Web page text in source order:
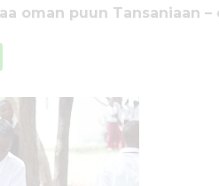
oman puun Tansaniaan –
a
ts
A